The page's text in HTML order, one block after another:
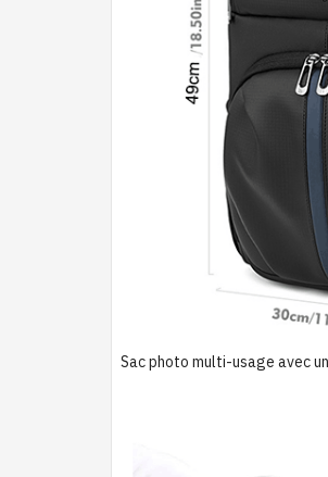
Sac photo multi-usage avec